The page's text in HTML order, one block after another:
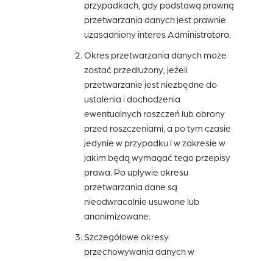
przypadkach, gdy podstawą prawną
przetwarzania danych jest prawnie
uzasadniony interes Administratora.
Okres przetwarzania danych może
zostać przedłużony, jeżeli
przetwarzanie jest niezbędne do
ustalenia i dochodzenia
ewentualnych roszczeń lub obrony
przed roszczeniami, a po tym czasie
jedynie w przypadku i w zakresie w
jakim będą wymagać tego przepisy
prawa. Po upływie okresu
przetwarzania dane są
nieodwracalnie usuwane lub
anonimizowane.
Szczegółowe okresy
przechowywania danych w